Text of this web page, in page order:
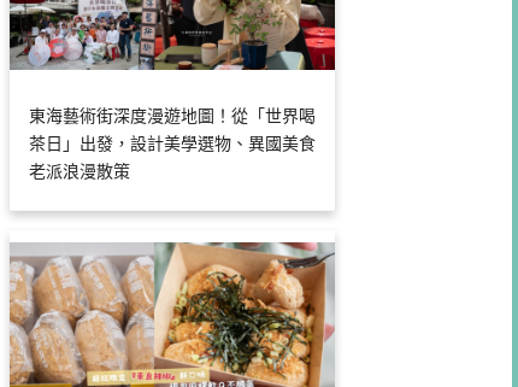
東海藝術街深度漫遊地圖！從「世界喝
茶日」出發，設計美學選物、異國美食
老派浪漫散策